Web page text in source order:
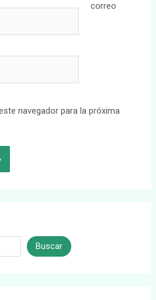
correo
navegador para la próxima
Buscar